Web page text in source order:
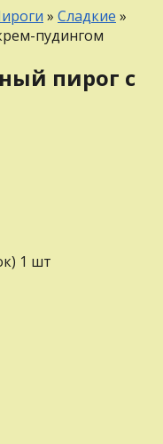
» Сладкие »
пудингом
пирог с
1 шт